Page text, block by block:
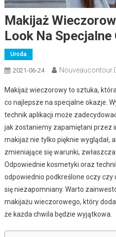
Makijaż
Look Na Specjalne
Uroda
2021-06-24
Makijaż wieczorowy to sztuka,
co najlepsze na specjalne okazje.
technik aplikacji może
jak zostaniemy zapamiętani przez
makijaż nie tylko pięknie wyglądał,
zmieniające się warunki,
Odpowiednie kosmetyki oraz
odpowiednio podkreślone oczy czy
się niezapomniany. Warto
makijażu wieczorowego, który
że każda chwila będzie wyjątkowa.